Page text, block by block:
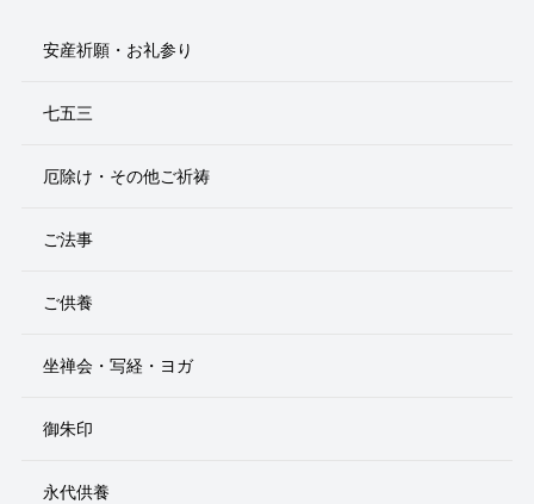
安産祈願・お礼参り
七五三
厄除け・その他ご祈祷
ご法事
ご供養
坐禅会・写経・ヨガ
御朱印
永代供養